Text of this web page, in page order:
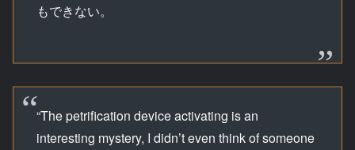
もできない。
“The petrification device activating is an
interesting mystery, I didn’t even think of someone